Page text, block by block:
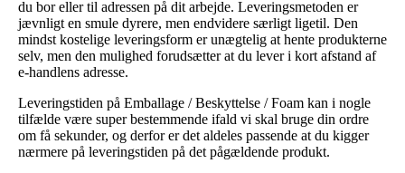
du bor eller til adressen på dit arbejde. Leveringsmetoden er
jævnligt en smule dyrere, men endvidere særligt ligetil. Den
mindst kostelige leveringsform er unægtelig at hente produkterne
selv, men den mulighed forudsætter at du lever i kort afstand af
e-handlens adresse.
Leveringstiden på Emballage / Beskyttelse / Foam kan i nogle
tilfælde være super bestemmende ifald vi skal bruge din ordre
om få sekunder, og derfor er det aldeles passende at du kigger
nærmere på leveringstiden på det pågældende produkt.